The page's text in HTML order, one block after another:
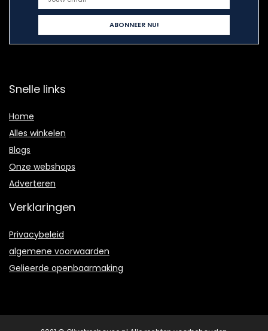
Snelle links
Home
Alles winkelen
Blogs
Onze webshops
Adverteren
Verklaringen
Privacybeleid
algemene voorwaarden
Gelieerde openbaarmaking